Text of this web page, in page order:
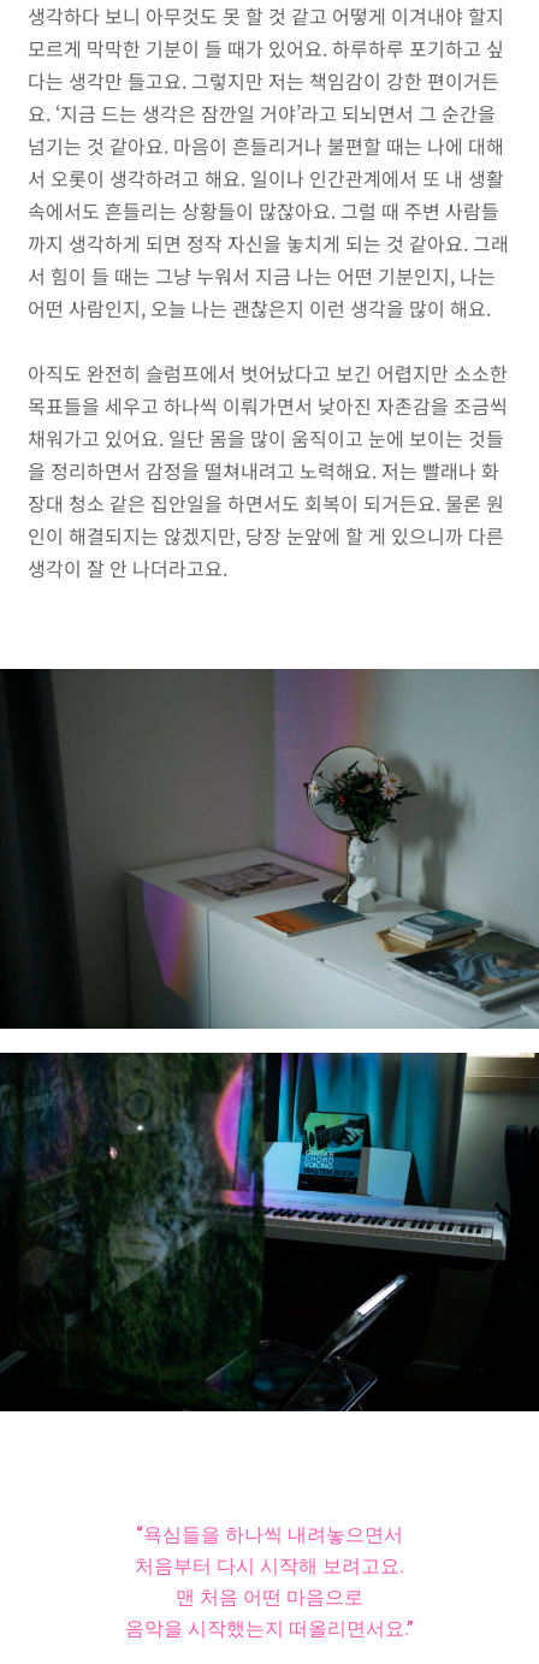
생각하다 보니 아무것도 못 할 것 같고 어떻게 이겨내야 할지
모르게 막막한 기분이 들 때가 있어요. 하루하루 포기하고 싶
다는 생각만 들고요. 그렇지만 저는 책임감이 강한 편이거든
요. ‘지금 드는 생각은 잠깐일 거야’라고 되뇌면서 그 순간을
넘기는 것 같아요. 마음이 흔들리거나 불편할 때는 나에 대해
서 오롯이 생각하려고 해요. 일이나 인간관계에서 또 내 생활
속에서도 흔들리는 상황들이 많잖아요. 그럴 때 주변 사람들
까지 생각하게 되면 정작 자신을 놓치게 되는 것 같아요. 그래
서 힘이 들 때는 그냥 누워서 지금 나는 어떤 기분인지, 나는
어떤 사람인지, 오늘 나는 괜찮은지 이런 생각을 많이 해요.
아직도 완전히 슬럼프에서 벗어났다고 보긴 어렵지만 소소한
목표들을 세우고 하나씩 이뤄가면서 낮아진 자존감을 조금씩
채워가고 있어요. 일단 몸을 많이 움직이고 눈에 보이는 것들
을 정리하면서 감정을 떨쳐내려고 노력해요. 저는 빨래나 화
장대 청소 같은 집안일을 하면서도 회복이 되거든요. 물론 원
인이 해결되지는 않겠지만, 당장 눈앞에 할 게 있으니까 다른
생각이 잘 안 나더라고요.
“욕심들을 하나씩 내려놓으면서
처음부터 다시 시작해 보려고요.
맨 처음 어떤 마음으로
음악을 시작했는지 떠올리면서요.”